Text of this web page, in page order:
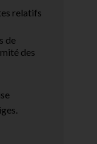
relatifs
de
des